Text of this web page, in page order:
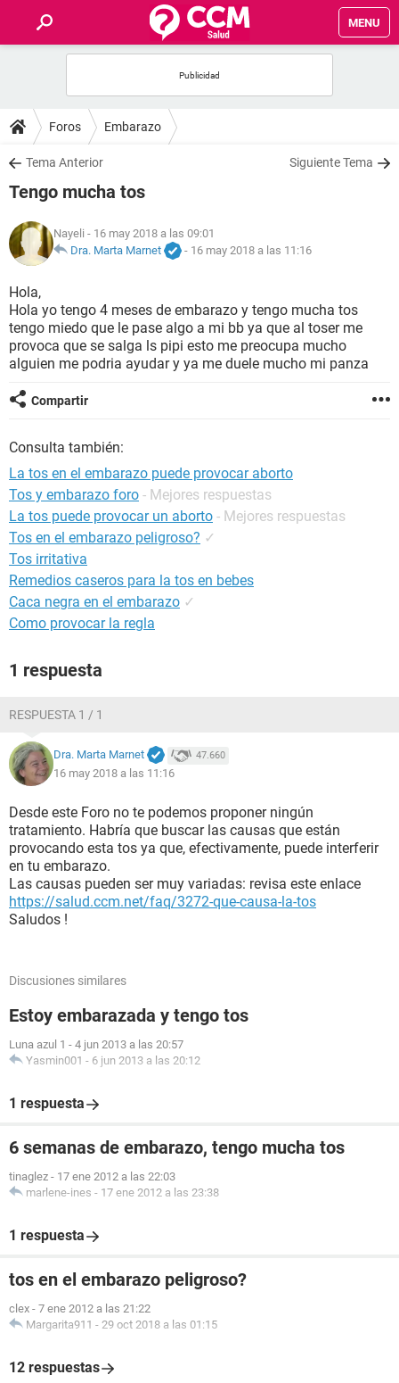
MENU
FOROS
SALUD
FAMILIA
NUTRICIÓN
BIENESTAR
SEXUALIDAD
GLOSARIO
Foros Embarazo
Tema Anterior Siguiente Tema
Tengo mucha tos
Nayeli - 16 may 2018 a las 09:01
Dra. Marta Marnet
- 16 may 2018 a las 11:16
Hola,
Hola yo tengo 4 meses de embarazo y tengo mucha tos
tengo miedo que le pase algo a mi bb ya que al toser me
provoca que se salga ls pipi esto me preocupa mucho
alguien me podria ayudar y ya me duele mucho mi panza
Compartir
Consulta también:
La tos en el embarazo puede provocar aborto
Tos y embarazo foro - Mejores respuestas
La tos puede provocar un aborto - Mejores respuestas
Tos en el embarazo peligroso? ✓
Tos irritativa
Remedios caseros para la tos en bebes
Caca negra en el embarazo ✓
Como provocar la regla
1 respuesta
RESPUESTA 1 / 1
Dra. Marta Marnet 47.660
16 may 2018 a las 11:16
Desde este Foro no te podemos proponer ningún
tratamiento. Habría que buscar las causas que están
provocando esta tos ya que, efectivamente, puede interferir
en tu embarazo.
Las causas pueden ser muy variadas: revisa este enlace
https://salud.ccm.net/faq/3272-que-causa-la-tos
Saludos !
Discusiones similares
Estoy embarazada y tengo tos
Luna azul 1 - 4 jun 2013 a las 20:57
Yasmin001 - 6 jun 2013 a las 20:12
1 respuesta
6 semanas de embarazo, tengo mucha tos
tinaglez - 17 ene 2012 a las 22:03
marlene-ines - 17 ene 2012 a las 23:38
1 respuesta
tos en el embarazo peligroso?
clex - 7 ene 2012 a las 21:22
Margarita911 - 29 oct 2018 a las 01:15
12 respuestas